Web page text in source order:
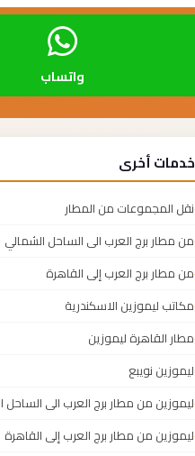
واتساب
خدمات أخرى
نقل المجموعات من المطار
من مطار برج العرب الى الساحل الشمالي
من مطار برج العرب إلى القاهرة
مكاتب ليموزين الاسكندرية
مطار القاهرة ليموزين
ليموزين نويبع
ليموزين من مطار برج العرب الى الساحل
ليموزين من مطار برج العرب إلى القاهرة